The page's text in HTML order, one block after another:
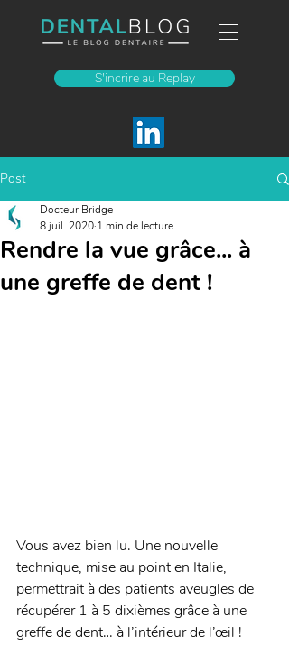
S'incrire au Replay
Post
Rendre la vue grâce... à
une greffe de dent !
Docteur Bridge
8 juil. 2020 1 min de lecture
Vous avez bien lu. Une nouvelle
technique, mise au point en Italie,
permettrait à des patients aveugles de
récupérer 1 à 5 dixièmes grâce à une
greffe de dent… à l’intérieur de l’œil !